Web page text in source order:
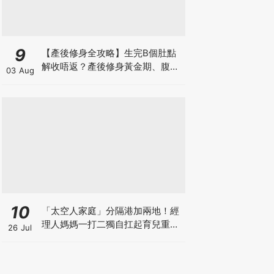
9
03 Aug
【產後修身全攻略】生完B個肚點
解收唔返？產後修身黃金期、腹直
10
26 Jul
「太空人家庭」分隔港加兩地！經
理人媽媽一打二獨自扛起育兒重